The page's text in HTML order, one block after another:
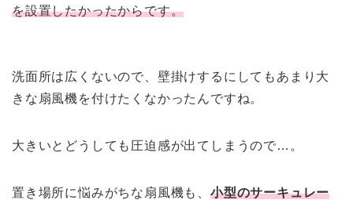
を設置したかったからです。
洗面所は広くないので、壁掛けするにしてもあまり大
きな扇風機を付けたくなかったんですね。
大きいとどうしても圧迫感が出てしまうので…。
置き場所に悩みがちな扇風機も、 小型のサーキュレー